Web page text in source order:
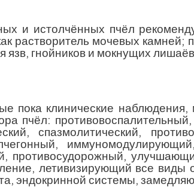
и истолчённых пчёл
растворитель мочевых камней;
язв, гнойников и мокнущих
пока клинические
пчёл:
спазмолитический,
противосудорожный,
летивизирующий все виды
эндокринной системы,